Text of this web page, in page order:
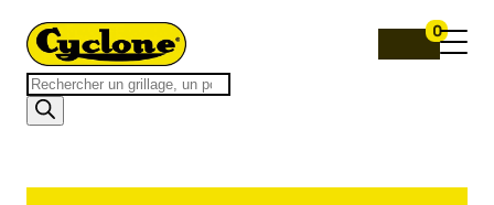
Recherche
de
produits
0